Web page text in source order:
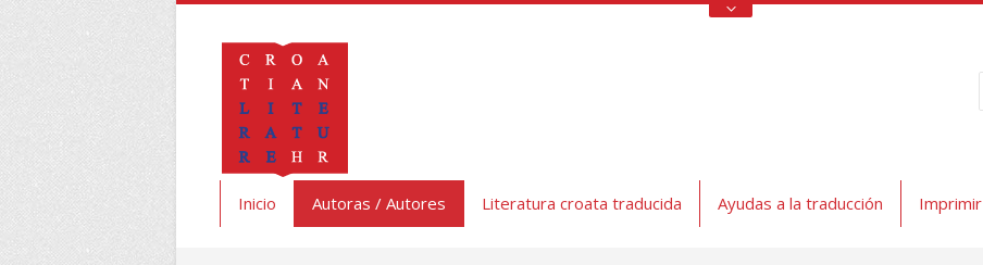
Inicio Autoras / Autores Literatura croata traducida Ayudas a la traducción Imprimir